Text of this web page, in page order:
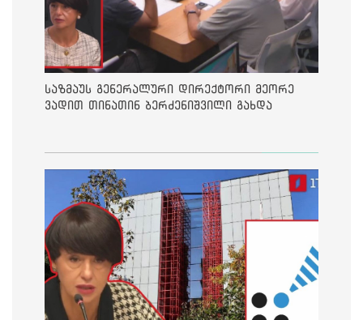
საზმაუს გენერალური დირექტორი მეორე
ვადით თინათინ ბერძენიშვილი გახდა